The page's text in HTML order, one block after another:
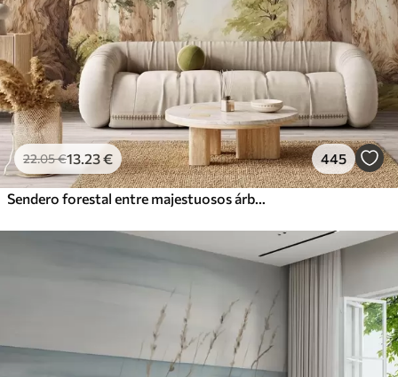
22.05€13 .23€ 445